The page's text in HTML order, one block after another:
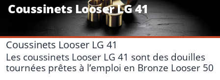
Coussinets Looser LG 41
Coussinets Looser LG 41
Les coussinets Looser LG 41 sont des douilles
tournées prêtes à l’emploi en Bronze Looser 50